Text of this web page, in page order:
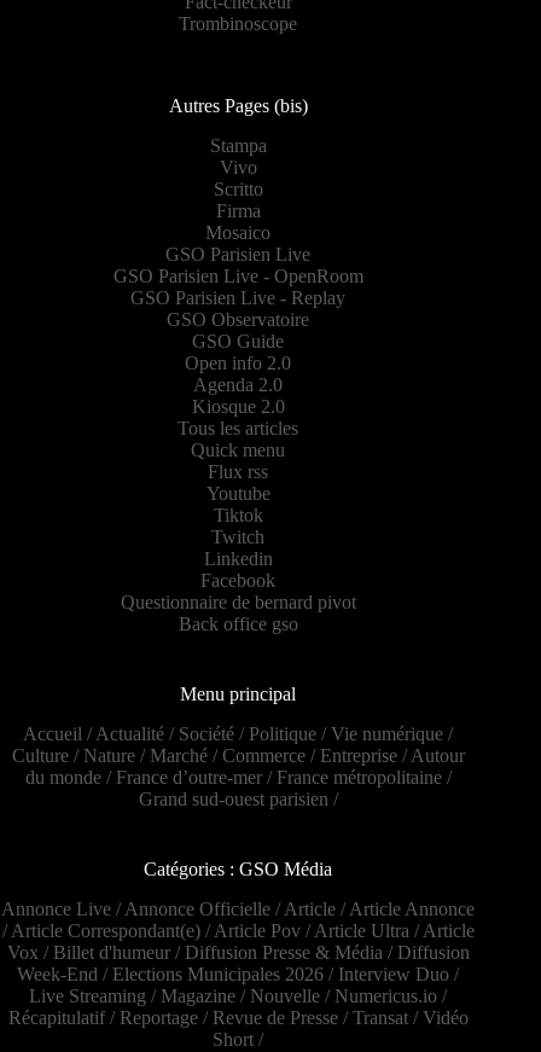
Trombinoscope
Autres Pages (bis)
Stampa
Vivo
Scritto
Firma
Mosaico
GSO Parisien Live
GSO Parisien Live - OpenRoom
GSO Parisien Live - Replay
GSO Observatoire
GSO Guide
Open info 2.0
Agenda 2.0
Kiosque 2.0
Tous les articles
Quick menu
Flux rss
Youtube
Tiktok
Twitch
Linkedin
Facebook
Questionnaire de bernard pivot
Back office gso
Menu principal
Accueil /Actualité / Société / Politique /Vie numérique /
Culture/ Nature/ Marché/Commerce/ Entreprise/Autour
du monde/ France d’outre-mer/ France métropolitaine/
Grand sud-ouest parisien /
Catégories : GSO Média
Annonce Live /Annonce Officielle /Article /Article Annonce
/Article Correspondant(e)/Article Pov/Article Ultra /Article
Vox / Billet d'humeur/ Diffusion Presse & Média / Diffusion
Week-End / Elections Municipales 2026 / Interview Duo /
Live Streaming / Magazine / Nouvelle / Numericus.io /
Récapitulatif/ Reportage/ Revue de Presse/Transat/Vidéo
Short /